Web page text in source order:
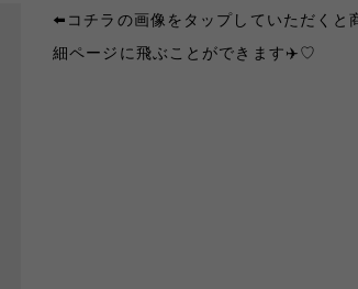
⬅️コチラの画像をタップしていただくと
細ページに飛ぶことができます✈️♡